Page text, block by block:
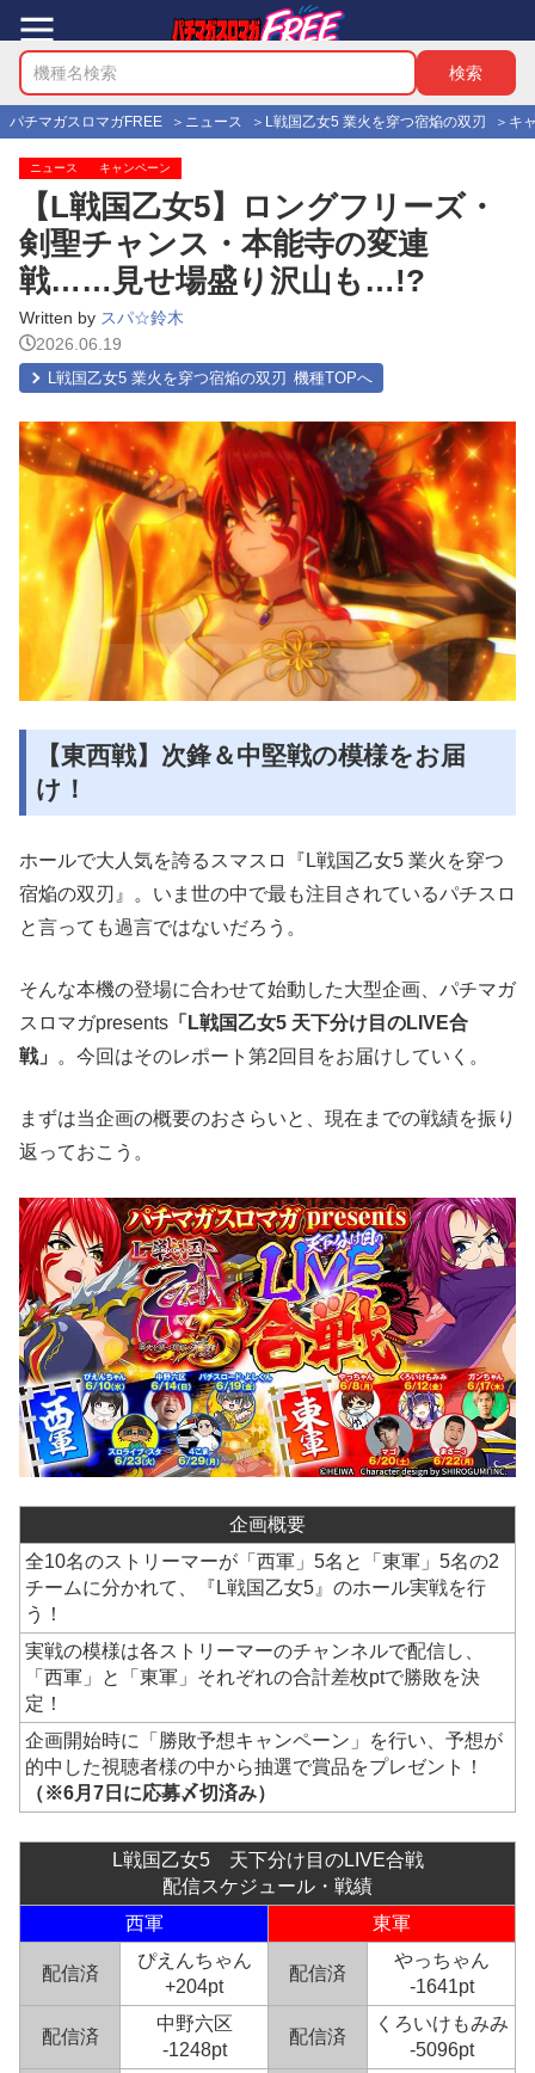
パチマガスロマガFREE ニュース L戦国乙女5 業火を穿つ宿焔の双刃 キ
ニュース キャンペーン
【L戦国乙女5】ロングフリーズ・
剣聖チャンス・本能寺の変連
戦……見せ場盛り沢山も…!?
Written by スパ☆鈴木
2026.06.19
L戦国乙女5 業火を穿つ宿焔の双刃
【東西戦】次鋒＆中堅戦の模様をお届
け！
ホールで大人気を誇るスマスロ『L戦国乙女5 業火を穿つ
宿焔の双刃』。いま世の中で最も注目されているパチスロ
と言っても過言ではないだろう。
そんな本機の登場に合わせて始動した大型企画、パチマガ
スロマガpresents 「L戦国乙女5 天下分け目のLIVE合
戦」
。今回はそのレポート第2回目をお届けしていく。
まずは当企画の概要のおさらいと、現在までの戦績を振り
返っておこう。
企画概要
全10名のストリーマーが「西軍」5名と「東軍」5名の2
チームに分かれて、『L戦国乙女5』のホール実戦を行
う！
実戦の模様は各ストリーマーのチャンネルで配信し、
「西軍」と「東軍」それぞれの合計差枚ptで勝敗を決
定！
企画開始時に「勝敗予想キャンペーン」を行い、予想が
的中した視聴者様の中から抽選で賞品をプレゼント！
（※6月7日に応募〆切済み）
L戦国乙女5 天下分け目のLIVE合戦
配信スケジュール・戦績
西軍
東軍
配信済
ぴえんちゃん
+204pt
配信済
やっちゃん
-1641pt
配信済
中野六区
-1248pt
配信済
くろいけもみみ
-5096pt